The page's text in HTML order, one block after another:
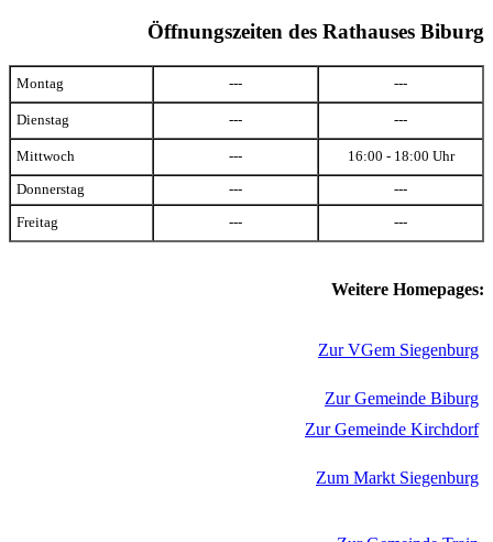
Öffnungszeiten des Rathauses Biburg
Montag --- ---
Dienstag --- ---
Mittwoch --- 16:00 - 18:00 Uhr
Donnerstag --- ---
Freitag --- ---
Weitere Homepages:
Zur VGem Siegenburg
Zur Gemeinde Biburg
Zur Gemeinde Kirchdorf
Zum Markt Siegenburg